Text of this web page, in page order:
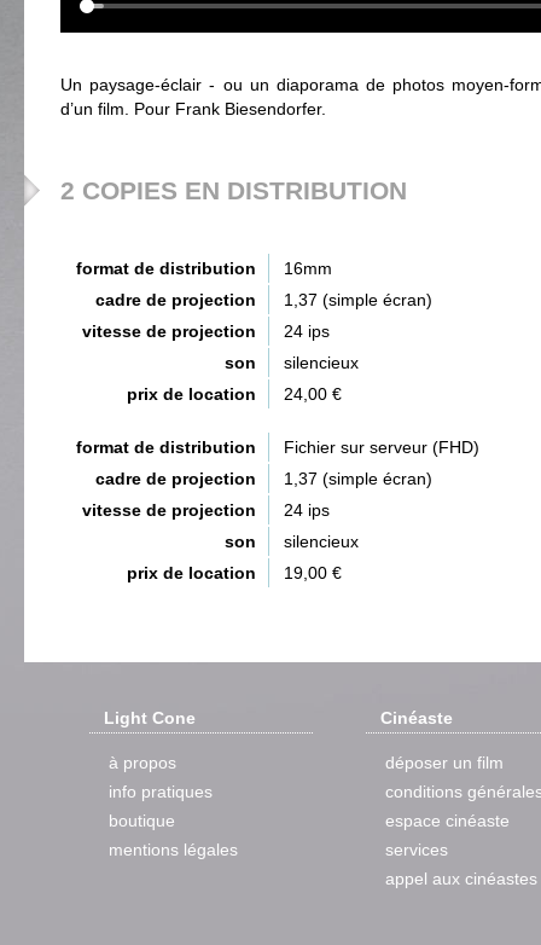
Un paysage-éclair - ou un diaporama de photos moyen-
d’un film. Pour Frank Biesendorfer.
2 COPIES EN DISTRIBUTION
format de distribution
16mm
cadre de projection
1,37 (simple écran)
vitesse de projection
24 ips
son
silencieux
prix de location
24,00 €
format de distribution
Fichier sur serveur (FHD)
cadre de projection
1,37 (simple écran)
vitesse de projection
24 ips
son
silencieux
prix de location
19,00 €
Light Cone
à propos
info pratiques
boutique
mentions légales
Cinéaste
déposer un film
conditions
espace cinéaste
services
appel aux cinéastes